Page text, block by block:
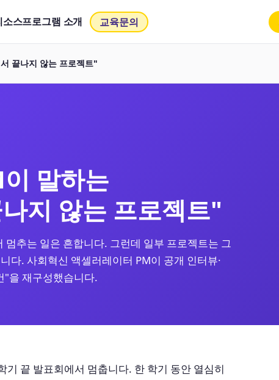
소스프로그램 소개 교육문의
끝나지 않는 프로젝트"
말하는
지 않는 프로젝트"
멈추는 일은 흔합니다. 그런데 일부 프로젝트는 그
다. 사회혁신 액셀러레이터 PM이 공개 인터뷰·
"을 재구성했습니다.
기 끝 발표회에서 멈춥니다. 한 학기 동안 열심히